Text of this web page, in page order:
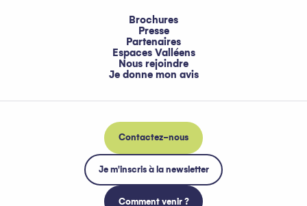
Brochures
Presse
Partenaires
Espaces Valléens
Nous rejoindre
Je donne mon avis
Contactez-nous
Je m'inscris à la newsletter
Comment venir ?